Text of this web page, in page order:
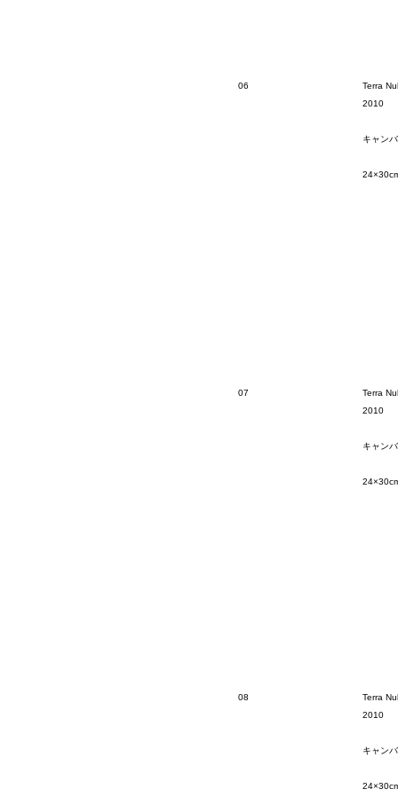
06
Terra
2010
キャン
07
Terra
2010
キャン
08
Terra
2010
キャン